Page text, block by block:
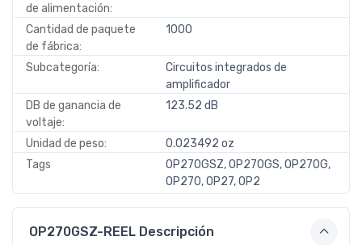
de alimentación:
Cantidad de paquete
de fábrica:
1000
Subcategoría:
Circuitos integrados de
amplificador
DB de ganancia de
voltaje:
123.52 dB
Unidad de peso:
0.023492 oz
Tags
OP270GSZ, OP270GS, OP270G,
OP270, OP27, OP2
OP270GSZ-REEL Descripción